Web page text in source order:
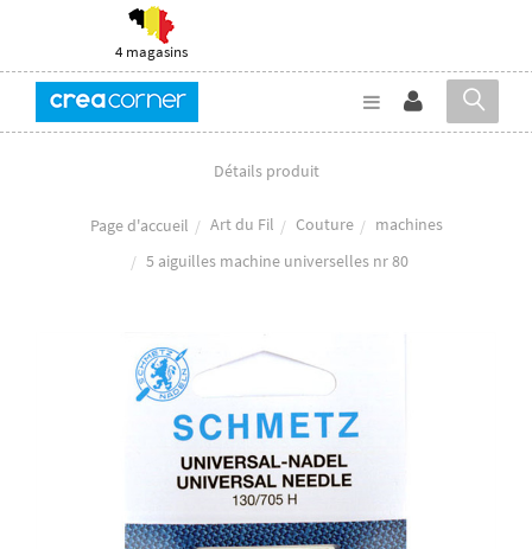
4 magasins
Détails produit
Page d'accueil Art du Fil Couture
machines
5 aiguilles machine universelles nr 80